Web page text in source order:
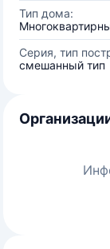
Тип дома:
Серия, тип
смешанный тип